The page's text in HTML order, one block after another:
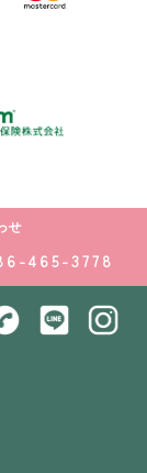
せ
465-3778